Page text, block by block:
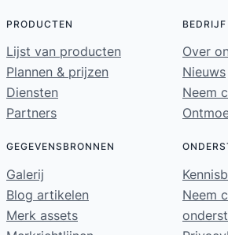
PRODUCTEN
Lijst van producten
Plannen & prijzen
Diensten
Partners
BEDRIJF
Over
Nieuws
Neem
GEGEVENSBRONNEN
Galerij
Blog artikelen
Merk assets
Neem